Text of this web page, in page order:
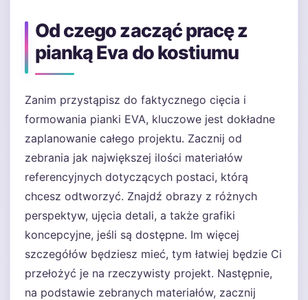
Od czego zacząć pracę z
pianką Eva do kostiumu
Zanim przystąpisz do faktycznego cięcia i
formowania pianki EVA, kluczowe jest dokładne
zaplanowanie całego projektu. Zacznij od
zebrania jak największej ilości materiałów
referencyjnych dotyczących postaci, którą
chcesz odtworzyć. Znajdź obrazy z różnych
perspektyw, ujęcia detali, a także grafiki
koncepcyjne, jeśli są dostępne. Im więcej
szczegółów będziesz mieć, tym łatwiej będzie Ci
przełożyć je na rzeczywisty projekt. Następnie,
na podstawie zebranych materiałów, zacznij